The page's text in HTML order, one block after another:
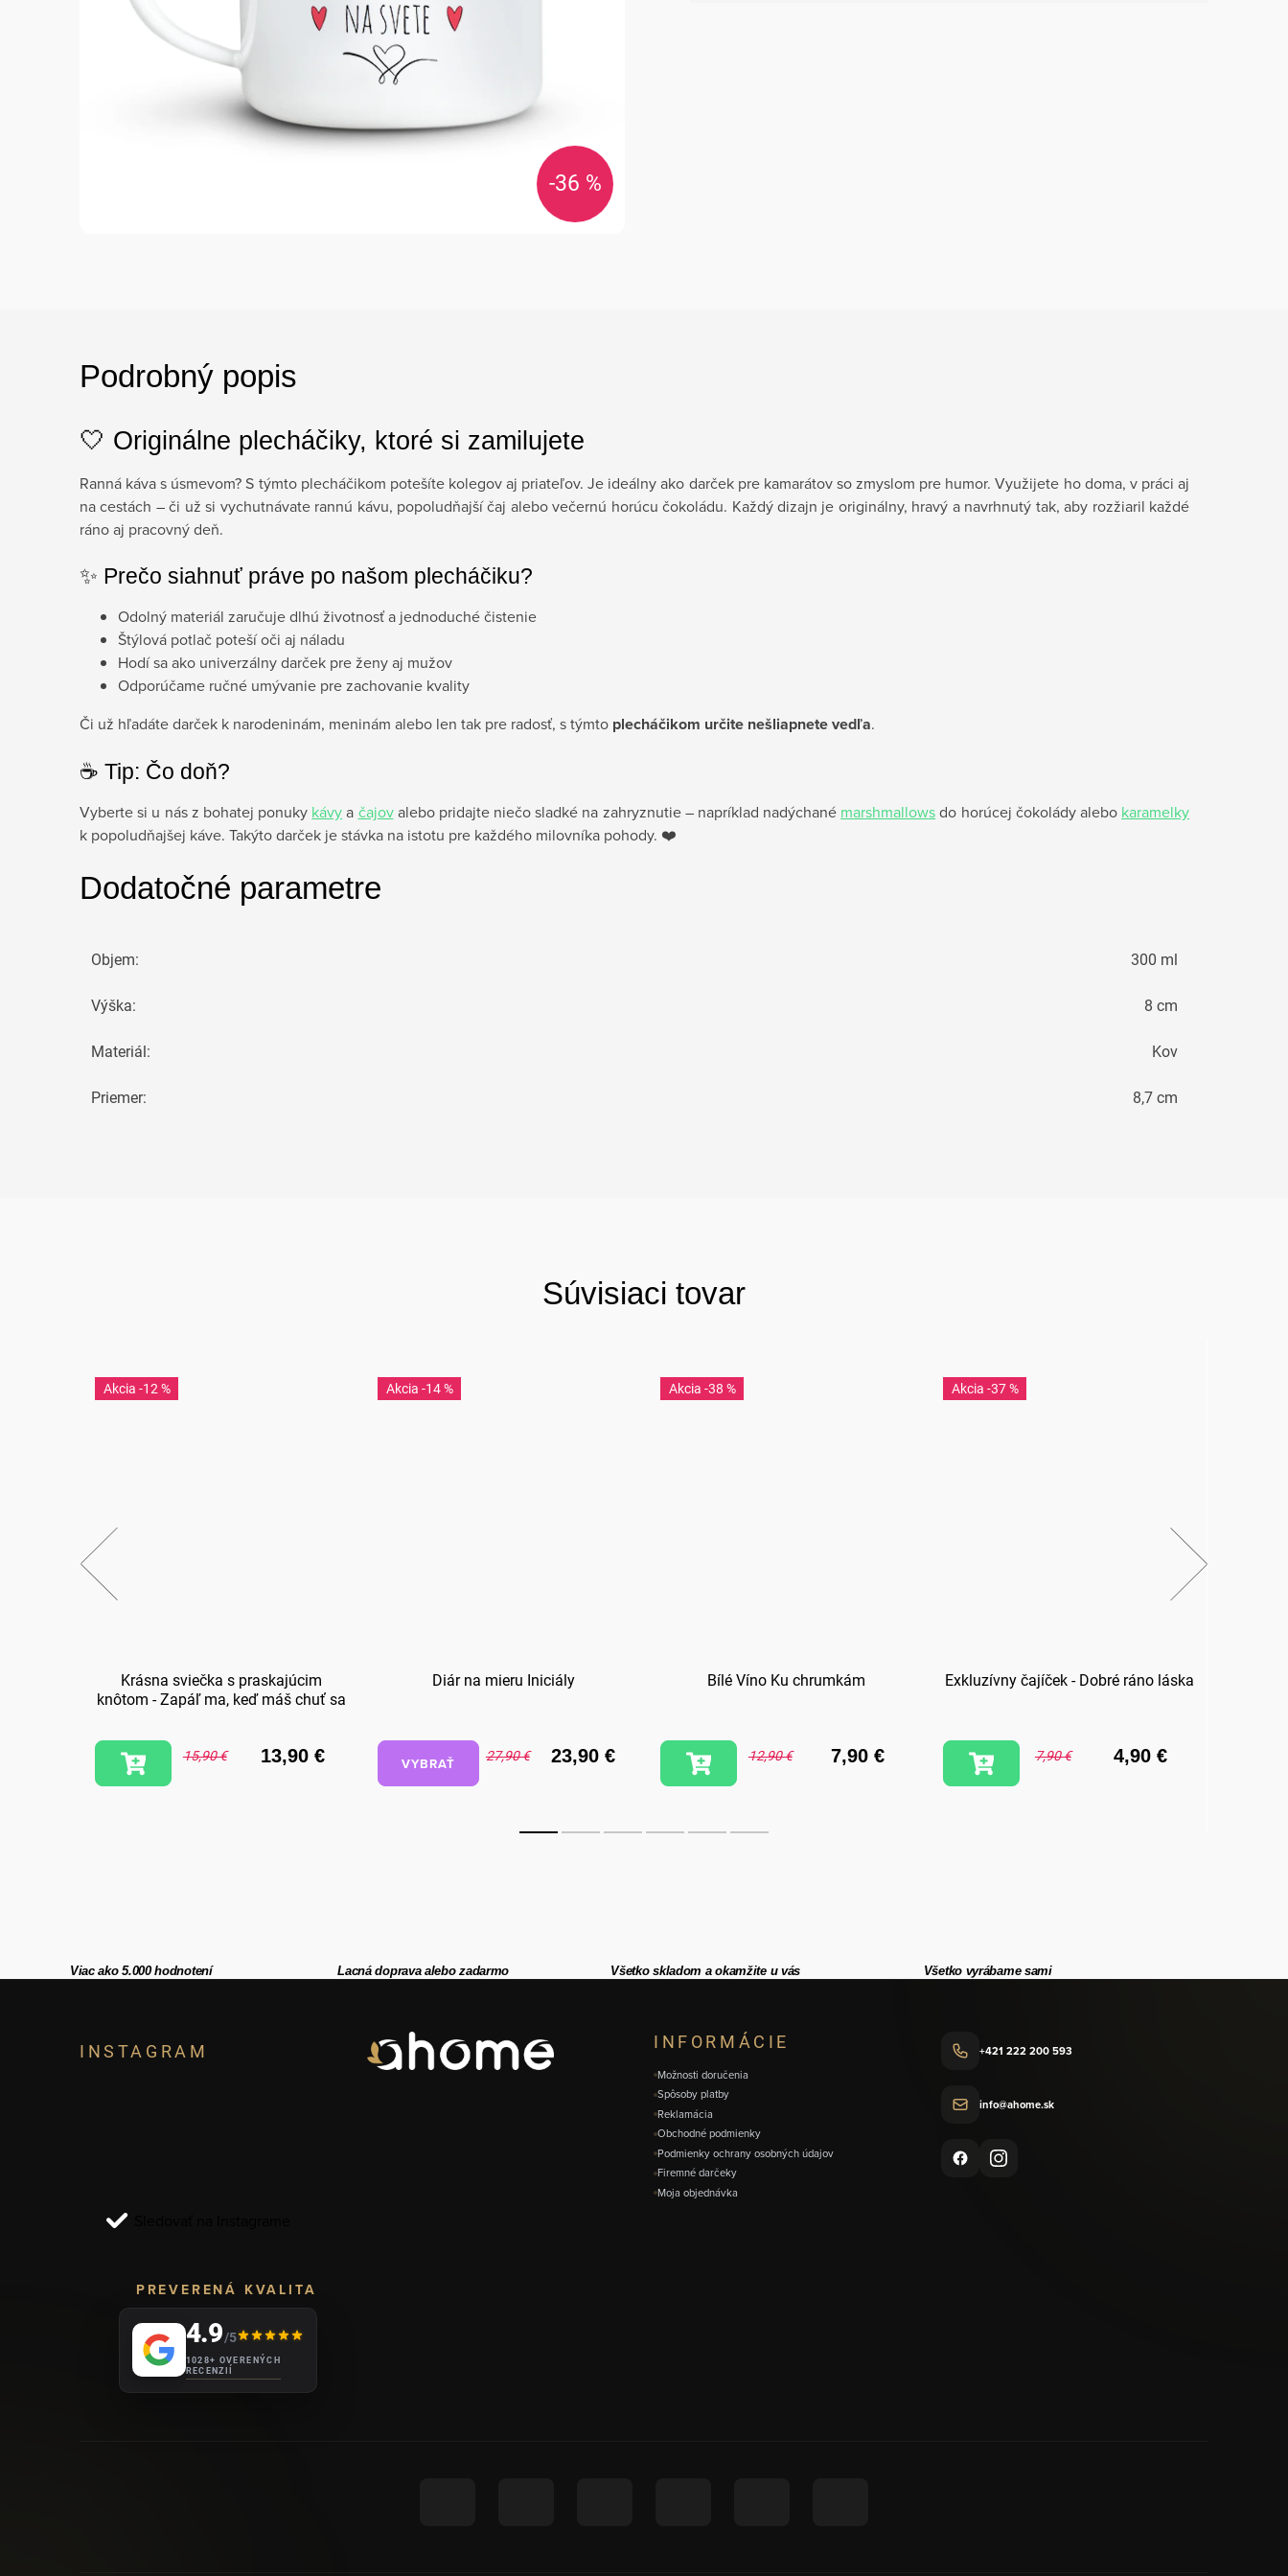
-36 %
Podrobný popis
🤍 Originálne plecháčiky, ktoré si zamilujete
Ranná káva s úsmevom? S týmto plecháčikom potešíte kolegov aj priateľov. Je ideálny ako darček pre kamarátov so zmyslom pre humor. Využijete ho doma, v práci aj
na cestách – či už si vychutnávate rannú kávu, popoludňajší čaj alebo večernú horúcu čokoládu. Každý dizajn je originálny, hravý a navrhnutý tak, aby rozžiaril každé
ráno aj pracovný deň.
✨ Prečo siahnuť práve po našom plecháčiku?
Odolný materiál zaručuje dlhú životnosť a jednoduché čistenie
Štýlová potlač poteší oči aj náladu
Hodí sa ako univerzálny darček pre ženy aj mužov
Odporúčame ručné umývanie pre zachovanie kvality
Či už hľadáte darček k narodeninám, meninám alebo len tak pre radosť, s týmto plecháčikom určite nešliapnete vedľa.
☕️ Tip: Čo doň?
Vyberte si u nás z bohatej ponuky kávya čajovalebo pridajte niečo sladké na zahryznutie – napríklad nadýchané marshmallowsdo horúcej čokolády alebo karamelky
k popoludňajšej káve. Takýto darček je stávka na istotu pre každého milovníka pohody. ❤️
Dodatočné parametre
Objem: 300 ml
Výška: 8 cm
Materiál: Kov
Priemer: 8,7 cm
Súvisiaci tovar
-12 %
Krásna sviečka s praskajúcim
knôtom - Zapáľ ma, keď máš chuť sa
15,90 € 13,90 €
-14 %
Diár na mieru Iniciály
27,90 € 23,90 €
VYBRAŤ
-38 %
Bílé Víno Ku chrumkám
12,90 € 7,90 €
-37 %
Exkluzívny čajíček - Dobré ráno láska
7,90 € 4,90 €
Viac ako 5.000 hodnotení Lacná doprava alebo zadarmo Všetko skladom a okamžite u vás Všetko vyrábame sami
INSTAGRAM INFORMÁCIE
Možnosti doručenia
Spôsoby platby
Reklamácia
Obchodné podmienky
Podmienky ochrany osobných údajov
Firemné darčeky
Moja objednávka
+421 222 200 593
info@ahome.sk
PREVERENÁ KVALITA
4.9/5
1028+ OVERENÝCH
RECENZIÍ